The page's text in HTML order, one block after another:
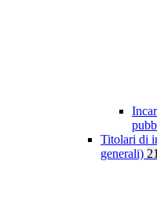
Titolari di
generali) 21